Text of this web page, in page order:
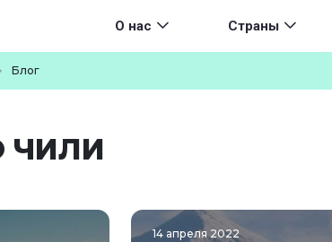
Main navigation
О нас Страны
Блог
ЧИЛИ
14 апреля 2022